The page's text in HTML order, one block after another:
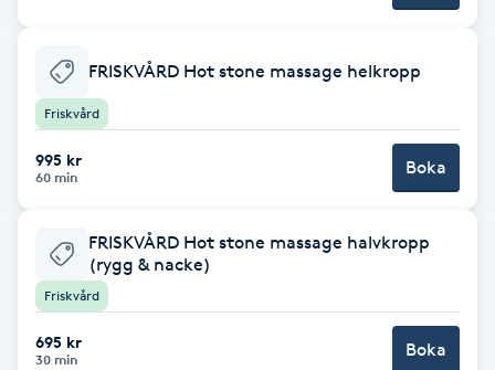
Fransk manikyr
Fransrengöring
Friskvård
Friskvårdsmassage
FRISKVÅRD Hot stone massage helkropp
Friskvård
995 kr
60 min Boka
FRISKVÅRD Hot stone massage halvkropp
(rygg & nacke)
Friskvård
695 kr
30 min Boka